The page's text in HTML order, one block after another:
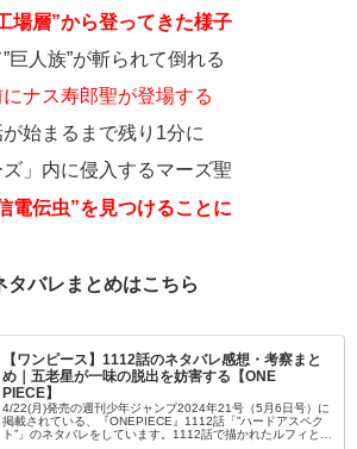
場層”から登ってきた様子
巨人族”が斬られて倒れる
ナス寿郎聖が登場する
始まるまで残り1分に
ズ」内に侵入するマーズ聖
電伝虫”を見つけることに
バレまとめはこちら
【ワンピース】1112話のネタバレ感想・考察まと
め｜五老星が一味の脱出を妨害する【ONE
PIECE】
4/22(月)発売の週刊少年ジャンプ2024年21号（5月6日号）に
掲載されている、『ONEPIECE』1112話「”ハードアスペク
ト”」のネタバレをしています。1112話で描かれたルフィとピ